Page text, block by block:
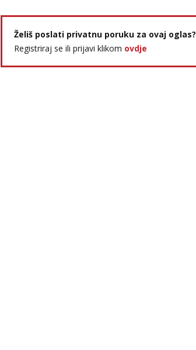
Želiš poslati privatnu poruku za ovaj oglas?
Registriraj se ili prijavi klikom ovdje